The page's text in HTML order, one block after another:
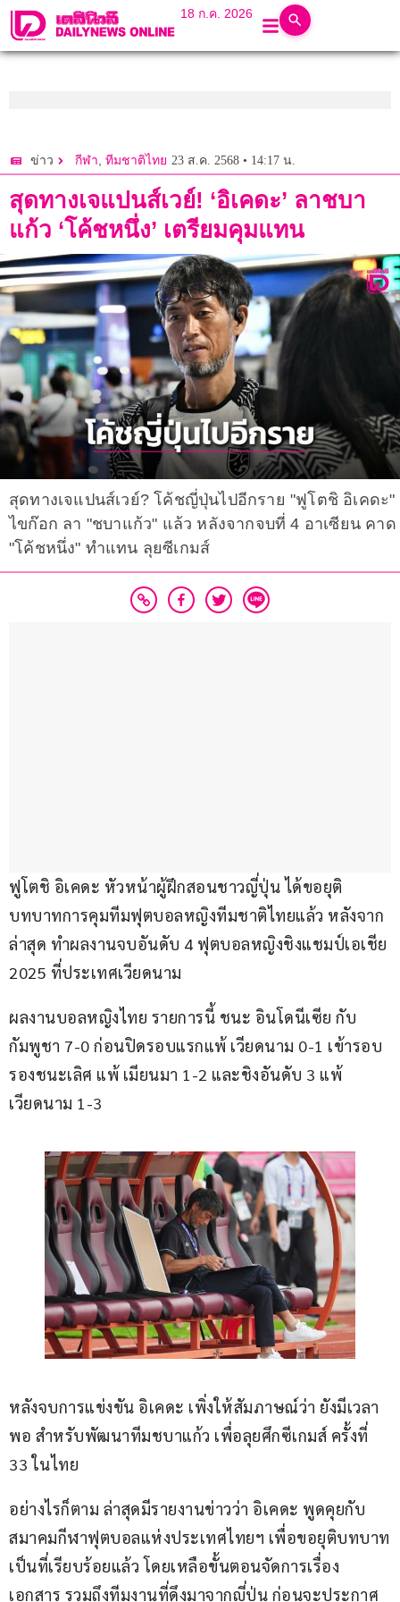
18 ก.ค. 2026
ข่าว กีฬา, ทีมชาติไทย 23 ส.ค. 2568 • 14:17 น.
สุดทางเจแปนส์เวย์! ‘อิเคดะ’ ลาชบา
แก้ว ‘โค้ชหนึ่ง’ เตรียมคุมแทน
สุดทางเจแปนส์เวย์? โค้ชญี่ปุ่นไปอีกราย "ฟูโตชิ อิเคดะ"
ไขก๊อก ลา "ชบาแก้ว" แล้ว หลังจากจบที่ 4 อาเซียน คาด
"โค้ชหนึ่ง" ทำแทน ลุยซีเกมส์
ฟูโตชิ อิเคดะ หัวหน้าผู้ฝึกสอนชาวญี่ปุ่น ได้ขอยุติ
บทบาทการคุมทีมฟุตบอลหญิงทีมชาติไทยแล้ว หลังจาก
ล่าสุด ทำผลงานจบอันดับ 4 ฟุตบอลหญิงชิงแชมป์เอเชีย
2025 ที่ประเทศเวียดนาม
ผลงานบอลหญิงไทย รายการนี้ ชนะ อินโดนีเซีย กับ
กัมพูชา 7-0 ก่อนปิดรอบแรกแพ้ เวียดนาม 0-1 เข้ารอบ
รองชนะเลิศ แพ้ เมียนมา 1-2 และชิงอันดับ 3 แพ้
เวียดนาม 1-3
หลังจบการแข่งขัน อิเคดะ เพิ่งให้สัมภาษณ์ว่า ยังมีเวลา
พอ สำหรับพัฒนาทีมชบาแก้ว เพื่อลุยศึกซีเกมส์ ครั้งที่
33 ในไทย
อย่างไรก็ตาม ล่าสุดมีรายงานข่าวว่า อิเคดะ พูดคุยกับ
สมาคมกีฬาฟุตบอลแห่งประเทศไทยฯ เพื่อขอยุติบทบาท
เป็นที่เรียบร้อยแล้ว โดยเหลือขั้นตอนจัดการเรื่อง
เอกสาร รวมถึงทีมงานที่ดึงมาจากญี่ปุ่น ก่อนจะประกาศ